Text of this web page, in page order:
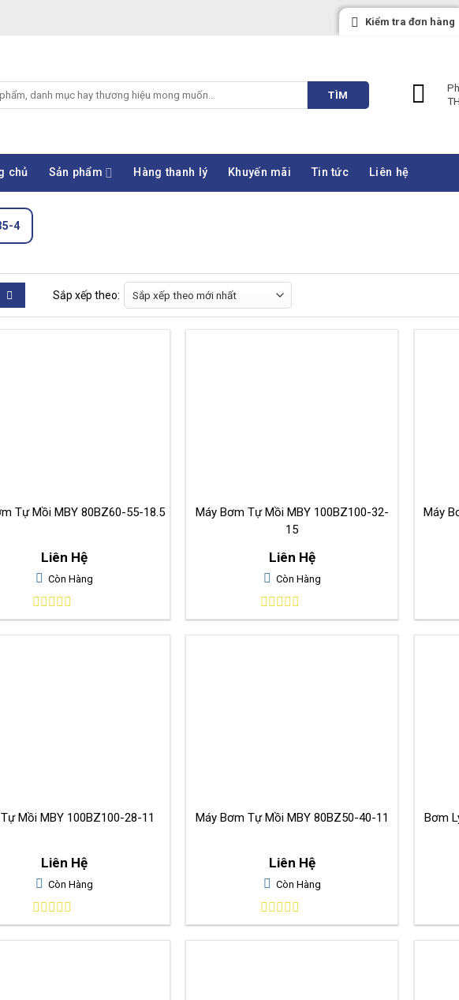
Kiểm tra đơn hàng
TÌM
chủ Sản phẩm Hàng thanh lý Khuyến mãi Tin tức Liên hệ
4
Sắp xếp theo:
Tự Mồi MBY 80BZ60-55-18.5
Liên Hệ
Còn Hàng
0
out
Máy Bơm Tự Mồi MBY 100BZ100-32-
15
Liên Hệ
Còn Hàng
0
out
Máy
Bơm Tự Mồi MBY 100BZ100-28-11
Liên Hệ
Còn Hàng
0
out
Máy Bơm Tự Mồi MBY 80BZ50-40-11
Liên Hệ
Còn Hàng
0
out
Bơm